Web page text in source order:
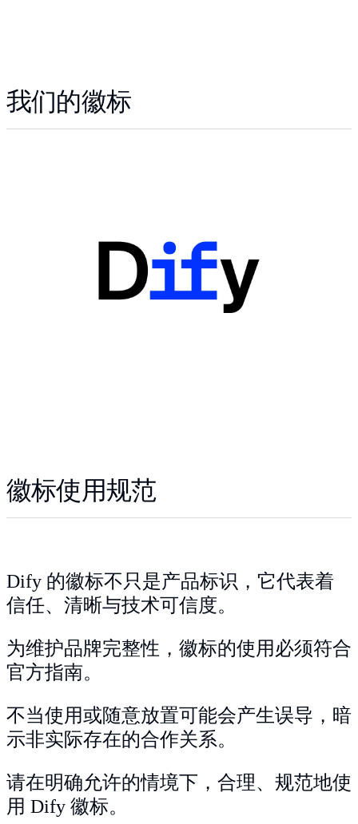
我们的徽标
徽标使用规范
Dify 的徽标不只是产品标识，它代表着
信任、清晰与技术可信度。
为维护品牌完整性，徽标的使用必须符合
官方指南。
不当使用或随意放置可能会产生误导，暗
示非实际存在的合作关系。
请在明确允许的情境下，合理、规范地使
用 Dify 徽标。